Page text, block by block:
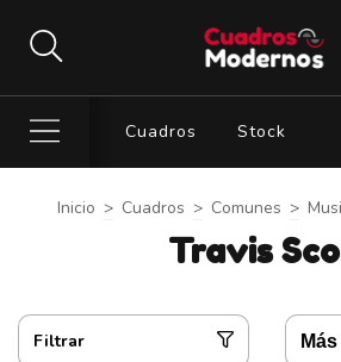
Cuadros Stock
Inicio > Cuadros > Comunes >
Travis
Filtrar